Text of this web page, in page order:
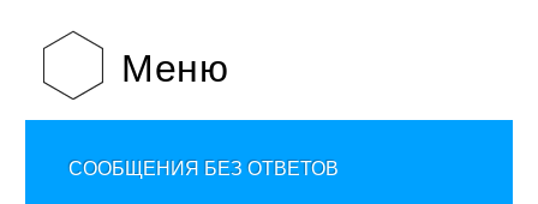
Меню
СООБЩЕНИЯ БЕЗ ОТВЕТОВ